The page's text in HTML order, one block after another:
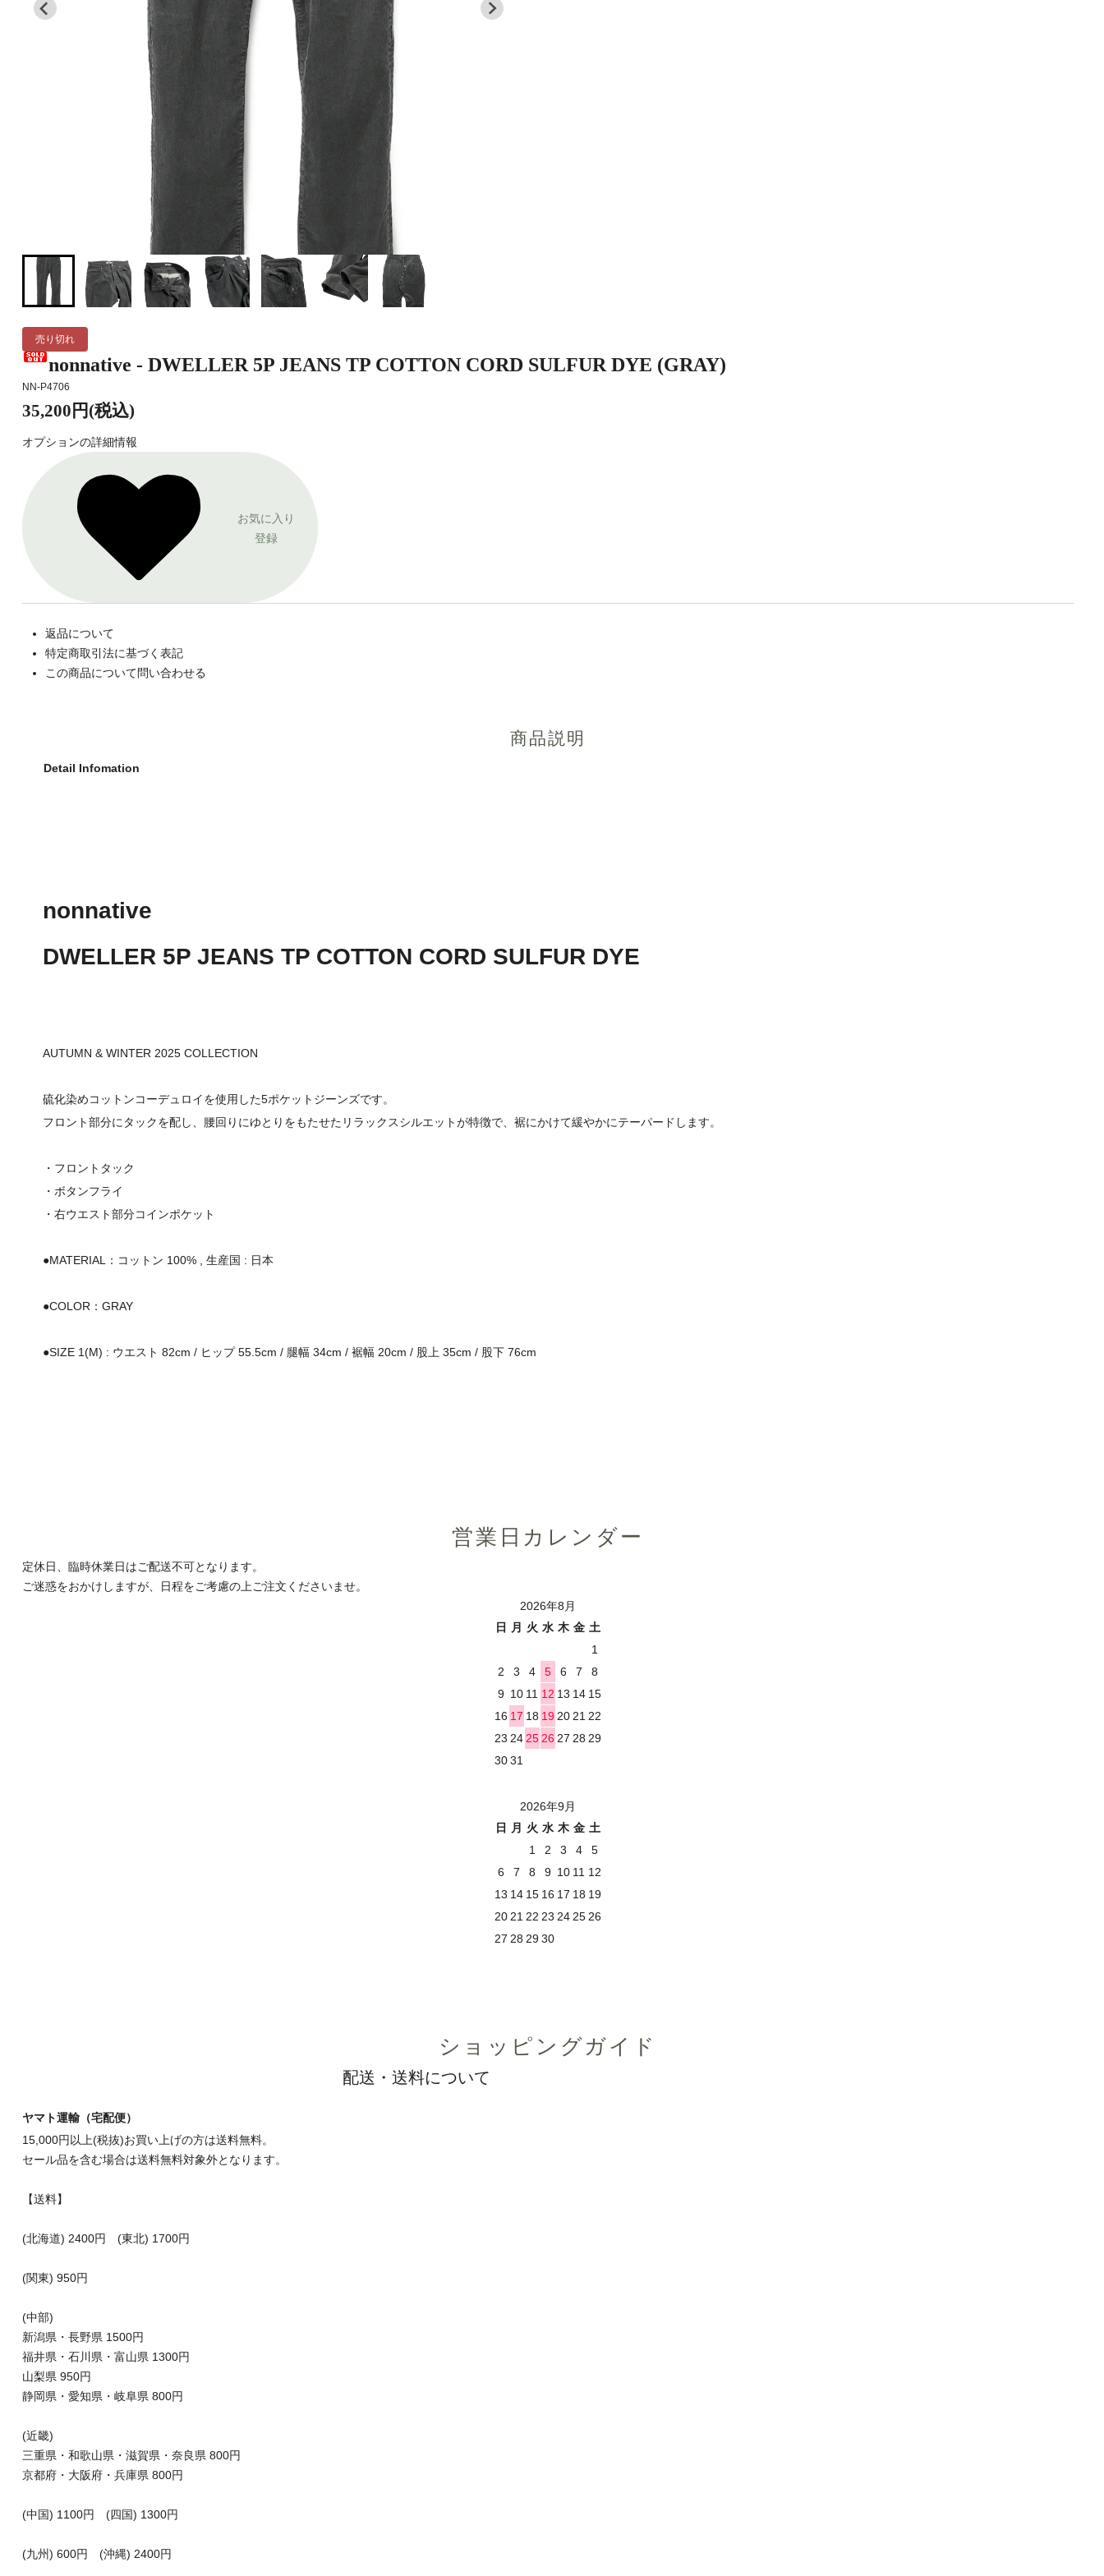
売り切れ
nonnative - DWELLER 5P JEANS TP COTTON CORD SULFUR DYE (GRAY)
NN-P4706
35,200円(税込)
オプションの詳細情報
お気に入り
登録
返品について
特定商取引法に基づく表記
この商品について問い合わせる
商品説明
Detail Infomation
nonnative
DWELLER 5P JEANS TP COTTON CORD SULFUR DYE
AUTUMN & WINTER 2025 COLLECTION
硫化染めコットンコーデュロイを使用した5ポケットジーンズです。
フロント部分にタックを配し、腰回りにゆとりをもたせたリラックスシルエットが特徴で、裾にかけて緩やかにテーパードします。
・フロントタック
・ボタンフライ
・右ウエスト部分コインポケット
●MATERIAL：コットン 100% , 生産国 : 日本
●COLOR：GRAY
●SIZE 1(M) : ウエスト 82cm / ヒップ 55.5cm / 腿幅 34cm / 裾幅 20cm / 股上 35cm / 股下 76cm
営業日カレンダー
定休日、臨時休業日はご配送不可となります。
ご迷惑をおかけしますが、日程をご考慮の上ご注文くださいませ。
2026年8月
日
月 火 水 木 金 土
1
2
3 4 5 6 7
8
9 10 11 12 13 14 15
16 17 18 19 20 21 22
23 24 25 26 27 28 29
3031
2026年9月
日
月 火 水 木 金 土
1
2 3 4
5
6
7 8 9 10 11 12
13 14 15 16 17 18 19
20 21 22 23 24 25 26
27 28 2930
ショッピングガイド
配送・送料について
ヤマト運輸（宅配便）
15,000円以上(税抜)お買い上げの方は送料無料。
セール品を含む場合は送料無料対象外となります。
【送料】
(北海道) 2400円 (東北) 1700円
(関東) 950円
(中部)
新潟県・長野県 1500円
福井県・石川県・富山県 1300円
山梨県 950円
静岡県・愛知県・岐阜県 800円
(近畿)
三重県・和歌山県・滋賀県・奈良県 800円
京都府・大阪府・兵庫県 800円
(中国) 1100円 (四国) 1300円
(九州) 600円 (沖縄) 2400円